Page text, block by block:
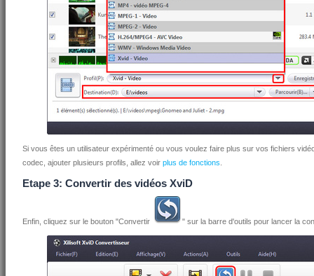
Si vous êtes un utilisateur expérimenté ou vous voulez faire plus sur vos fichiers
codec, ajouter plusieurs profils, allez voir plus de fonctions
Etape 3: Convertir des vidéos XviD
Enfin, cliquez sur le bouton "Convertir " sur la barre d'outils pour lancer la